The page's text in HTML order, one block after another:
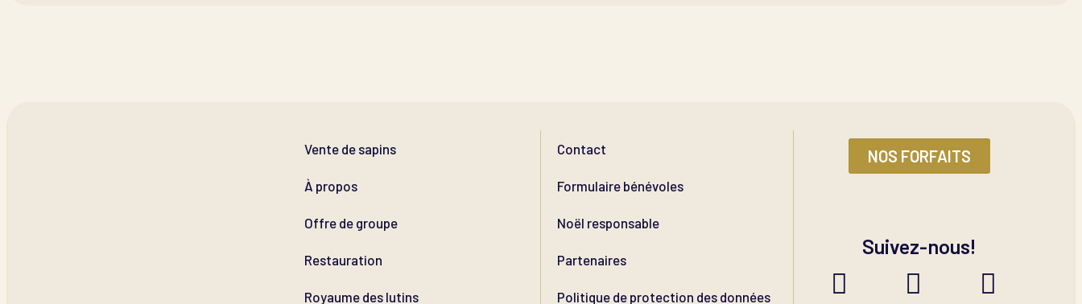
Vente de sapins
À propos
Offre de groupe
Restauration
Royaume des lutins
Contact
Formulaire bénévoles
Noël responsable
Partenaires
Politique de protection des données
NOS FORFAITS
Suivez-nous!